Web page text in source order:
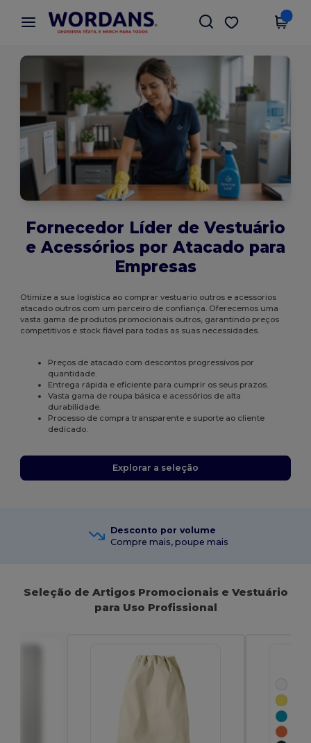
× App Wordans
Melhores preços na app!
Obter app
Fornecedor Líder de Vestuário
e Acessórios por Atacado para
Empresas
Otimize a sua logística ao comprar vestuario outros e acessorios
atacado outros com um parceiro de confiança. Oferecemos uma
vasta gama de produtos promocionais outros, garantindo preços
competitivos e stock fiável para todas as suas necessidades.
Preços de atacado com descontos progressivos por
quantidade.
Entrega rápida e eficiente para cumprir os seus prazos.
Vasta gama de roupa básica e acessórios de alta
durabilidade.
Processo de compra transparente e suporte ao cliente
dedicado.
Explorar a seleção
Desconto por volume
Compre mais, poupe mais
Seleção de Artigos Promocionais e Vestuário
para Uso Profissional